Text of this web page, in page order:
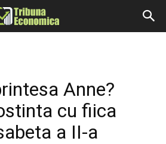
Anne?
cu fiica
a II-a